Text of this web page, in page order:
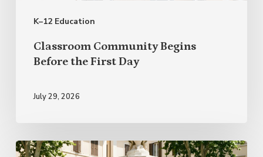
K–12 Education
Classroom Community Begins
Before the First Day
July 29, 2026
Italian